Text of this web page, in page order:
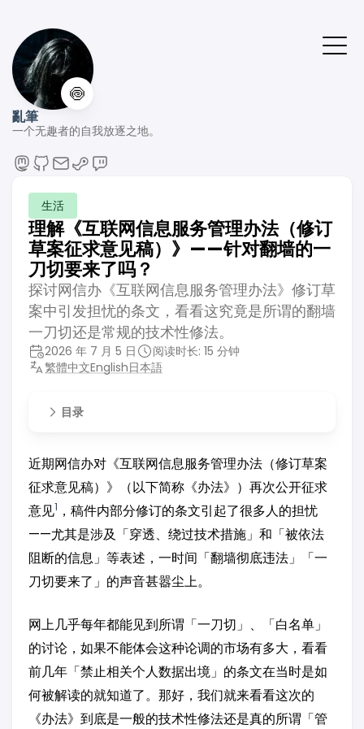
🍥
亂筆
一个无趣者的自我放逐之地。
生活
理解《互联网信息服务管理办法（修订
草案征求意见稿）》——针对翻墙的一
刀切要来了吗？
探讨网信办《互联网信息服务管理办法》修订草
案中引发担忧的条文，看看这究竟是所谓的翻墙
一刀切还是常规的技术性修法。
2026 年 7 月 5 日
阅读时长: 15 分钟
繁體中文English日本語
目录
近期网信办对《互联网信息服务管理办法（修订草案
征求意见稿）》（以下简称《办法》）再次公开征求
意见1 ，稿件内部分修订的条文引起了很多人的担忧
——尤其是涉及「穿透、绕过技术措施」和「被依法
阻断的信息」等表述，一时间「翻墙彻底违法」「一
刀切要来了」的声音甚嚣尘上。
网上几乎每年都能见到所谓「一刀切」、「白名单」
的讨论，如果不能体会这种论调的市场有多大，看看
前几年「禁止相关个人数据出境」的条文在当时是如
何被解读的就知道了。那好，我们就来看看这次的
《办法》到底是一般的技术性修法还是真的所谓「管